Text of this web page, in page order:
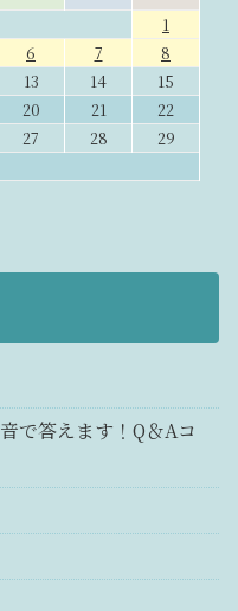
1
6 7
8
13 14
15
20 21
22
27 28
29
で答えます！Q＆Aコ